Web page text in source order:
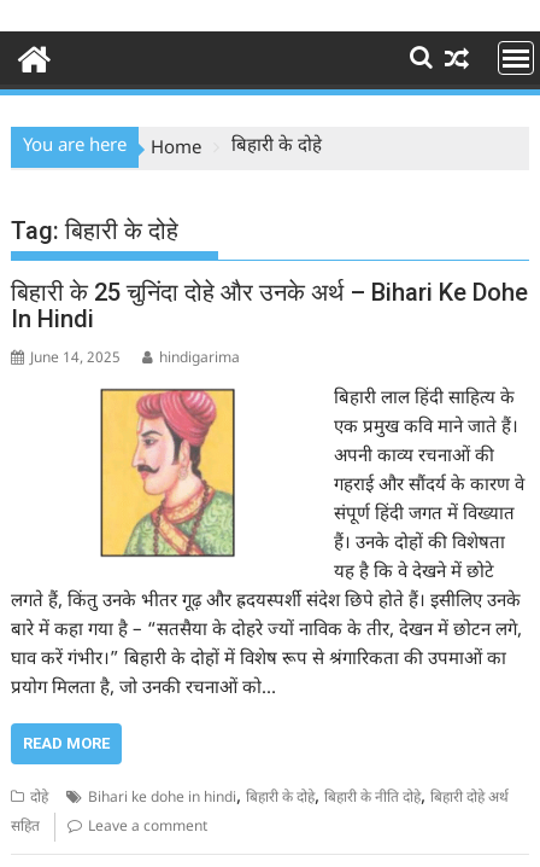
You are here Home बिहारी के दोहे
Tag:बिहारी के दोहे
बिहारी के 25 चुनिंदा दोहे और उनके अर्थ – Bihari Ke Dohe
In Hindi
June 14, 2025 hindigarima
बिहारी लाल हिंदी साहित्य के
एक प्रमुख कवि माने जाते हैं।
अपनी काव्य रचनाओं की
गहराई और सौंदर्य के कारण वे
संपूर्ण हिंदी जगत में विख्यात
हैं। उनके दोहों की विशेषता
यह है कि वे देखने में छोटे
लगते हैं, किंतु उनके भीतर गूढ़ और ह्रदयस्पर्शी संदेश छिपे होते हैं। इसीलिए उनके
बारे में कहा गया है – “सतसैया के दोहरे ज्यों नाविक के तीर, देखन में छोटन लगे,
घाव करें गंभीर।” बिहारी के दोहों में विशेष रूप से श्रंगारिकता की उपमाओं का
प्रयोग मिलता है, जो उनकी रचनाओं को…
READ MORE
दोहे Bihari ke dohe in hindi,बिहारी के दोहे,बिहारी के नीति दोहे,बिहारी दोहे अर्थ
सहित
Leave a comment